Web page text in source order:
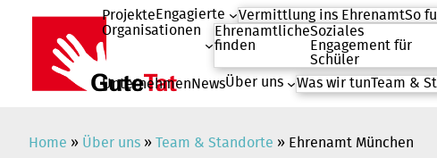
springen
Projekte Engagierte Vermittlung ins EhrenamtSo
Organisationen
Ehrenamtliche
finden
Soziales
Engagement für
Schüler
UnternehmenNewsÜber uns Was wir tunTeam &
Home » Über uns » Team & Standorte » Ehrenamt München